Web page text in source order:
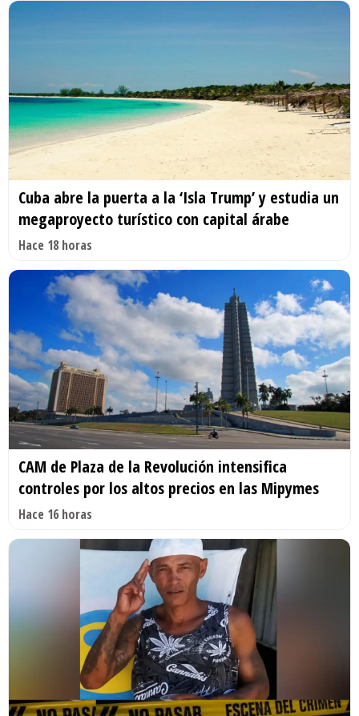
Cuba abre la puerta a la ‘Isla Trump’ y estudia un
megaproyecto turístico con capital árabe
Hace 18 horas
CAM de Plaza de la Revolución intensifica
controles por los altos precios en las Mipymes
Hace 16 horas